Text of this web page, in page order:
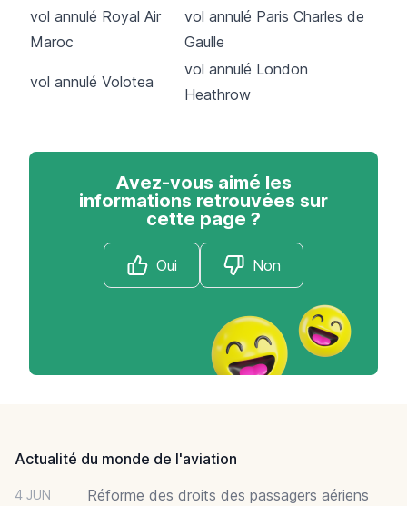
vol annulé Royal Air
Maroc
vol annulé Paris Charles de
Gaulle
vol annulé Volotea
vol annulé London
Heathrow
Avez-vous aimé les
informations retrouvées sur
cette page ?
Oui Non
Actualité du monde de l'aviation
4 JUN
Réforme des droits des passagers aériens